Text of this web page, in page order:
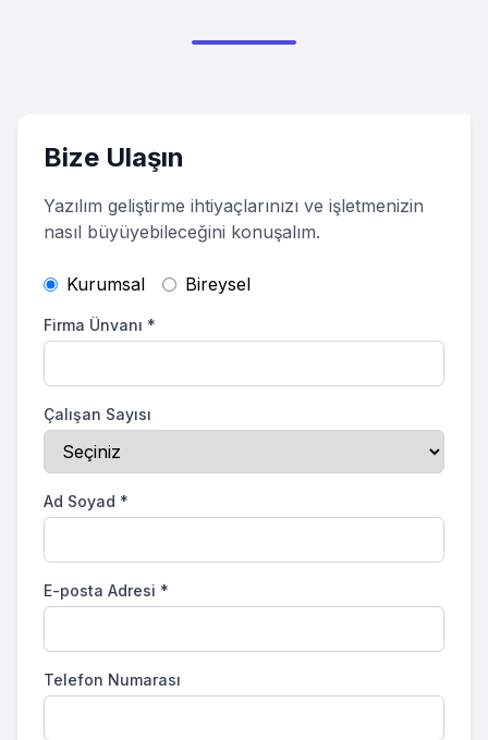
Bize Ulaşın
Yazılım geliştirme ihtiyaçlarınızı ve işletmenizin
nasıl büyüyebileceğini konuşalım.
Kurumsal Bireysel
Firma Ünvanı *
Çalışan Sayısı
Ad Soyad *
E-posta Adresi *
Telefon Numarası